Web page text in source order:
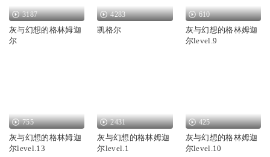
3187
灰与幻想的格林姆迦
尔
4283
凯格尔
610
灰与幻想的格林姆迦
尔level.9
755
灰与幻想的格林姆迦
尔level.13
2431
灰与幻想的格林姆迦
尔level.1
425
灰与幻想的格林姆迦
尔level.10